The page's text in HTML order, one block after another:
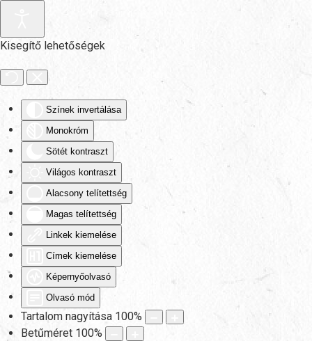
Kisegítő lehetőségek
Színek invertálása
Monokróm
Sötét kontraszt
Világos kontraszt
Alacsony telítettség
Magas telítettség
Linkek kiemelése
Címek kiemelése
Képernyőolvasó
Olvasó mód
Tartalom nagyítása 100%
Betűméret 100%
Fő tartalom átugrása